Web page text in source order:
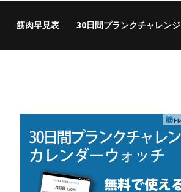
筋肉早見表 30日間プランクチャレンジ